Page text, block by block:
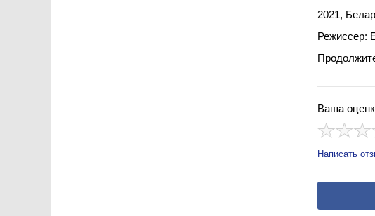
2021,
Режиссер:
Ваша
Написать